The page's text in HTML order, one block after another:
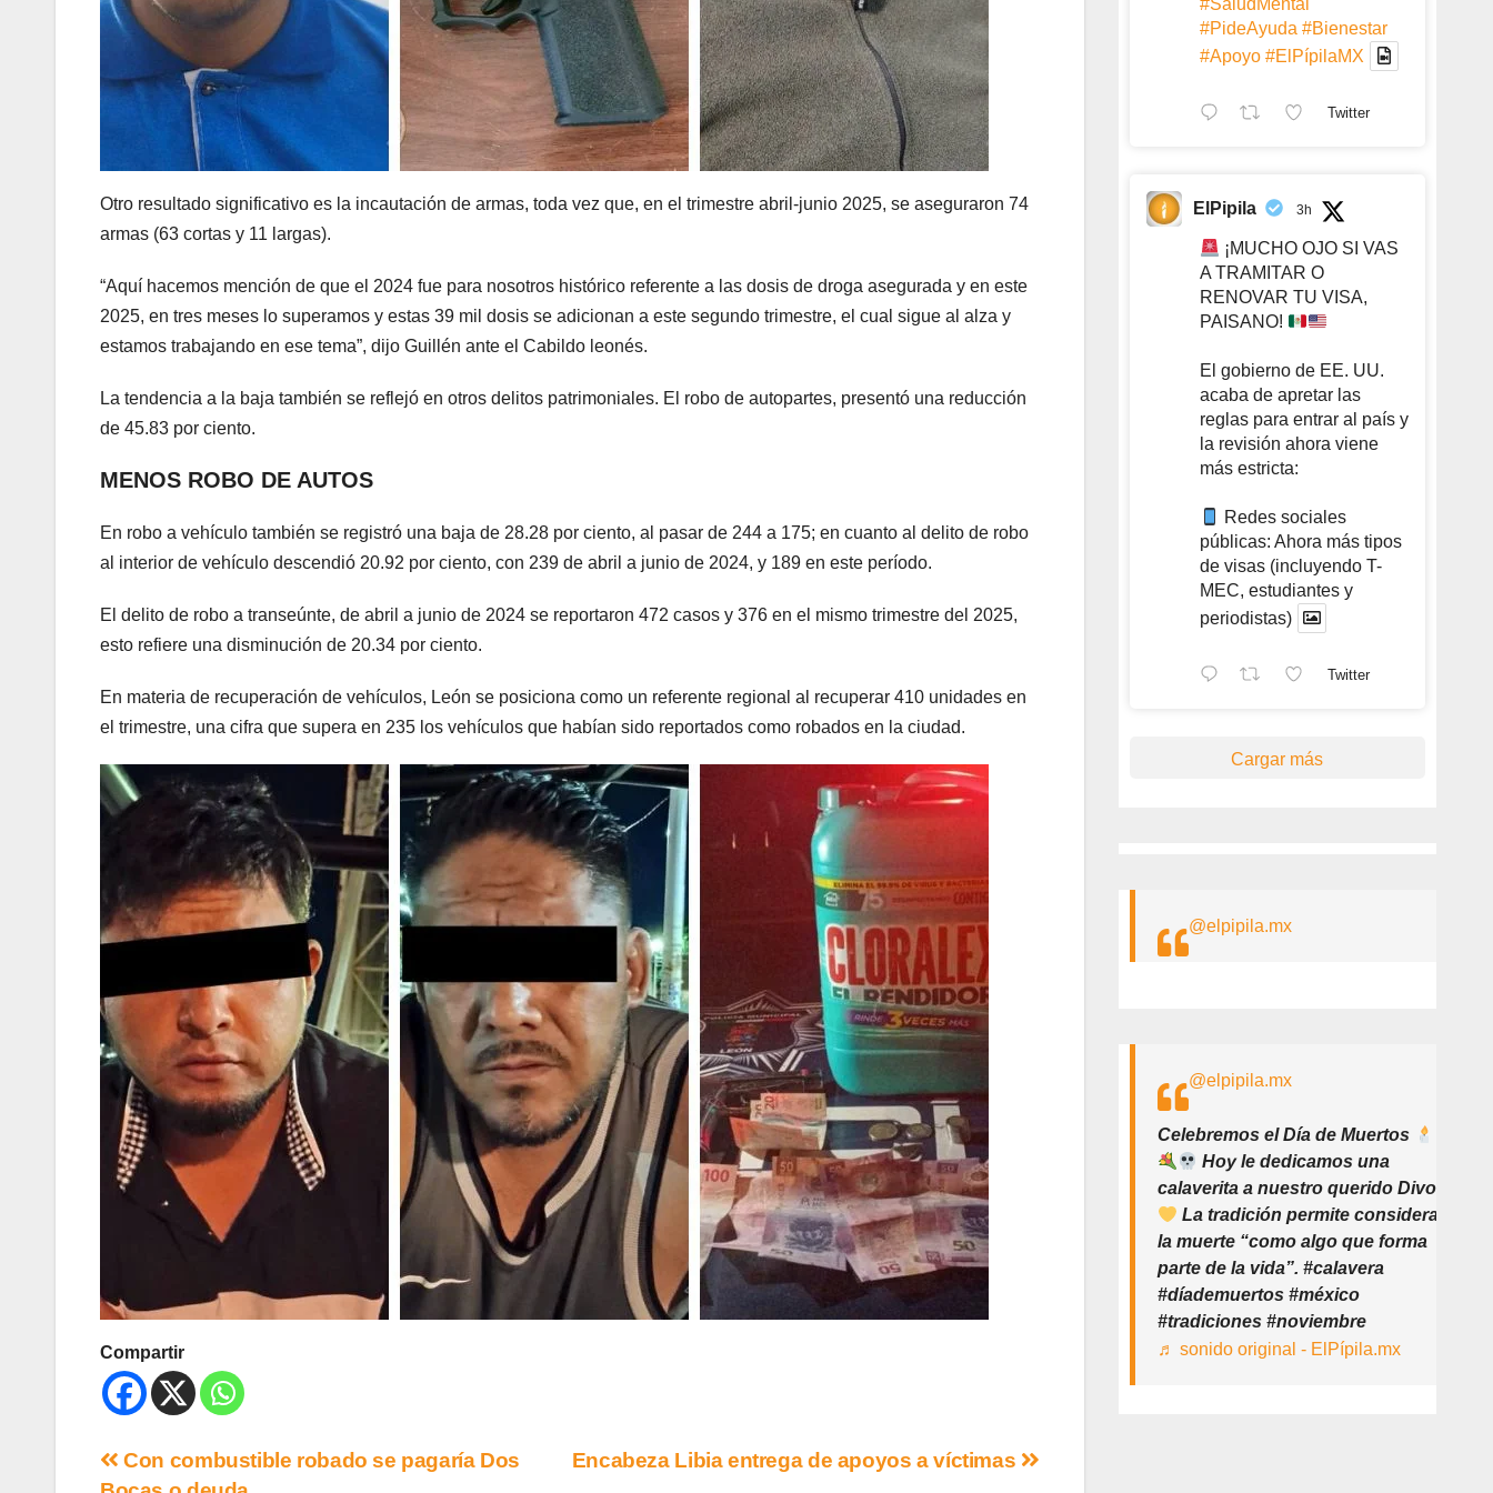
Otro resultado significativo es la incautación de armas, toda vez que, en el trimestre abril-junio 2025, se aseguraron 74
armas (63 cortas y 11 largas).
“Aquí hacemos mención de que el 2024 fue para nosotros histórico referente a las dosis de droga asegurada y en este
2025, en tres meses lo superamos y estas 39 mil dosis se adicionan a este segundo trimestre, el cual sigue al alza y
estamos trabajando en ese tema”, dijo Guillén ante el Cabildo leonés.
La tendencia a la baja también se reflejó en otros delitos patrimoniales. El robo de autopartes, presentó una reducción
de 45.83 por ciento.
MENOS ROBO DE AUTOS
En robo a vehículo también se registró una baja de 28.28 por ciento, al pasar de 244 a 175; en cuanto al delito de robo
al interior de vehículo descendió 20.92 por ciento, con 239 de abril a junio de 2024, y 189 en este período.
El delito de robo a transeúnte, de abril a junio de 2024 se reportaron 472 casos y 376 en el mismo trimestre del 2025,
esto refiere una disminución de 20.34 por ciento.
En materia de recuperación de vehículos, León se posiciona como un referente regional al recuperar 410 unidades en
el trimestre, una cifra que supera en 235 los vehículos que habían sido reportados como robados en la ciudad.
Compartir
Encabeza Libia entrega de apoyos a víctimas
Con combustible robado se pagaría Dos
#SaludMental
#PideAyuda #Bienestar
#Apoyo #ElPípilaMX
Twitter
ElPipila 3h
¡MUCHO OJO SI VAS
A TRAMITAR O
RENOVAR TU VISA,
PAISANO!
El gobierno de EE. UU.
acaba de apretar las
reglas para entrar al país y
la revisión ahora viene
más estricta:
Redes sociales
públicas: Ahora más tipos
de visas (incluyendo T-
MEC, estudiantes y
periodistas)
Twitter
Cargar más
@elpipila.mx
@elpipila.mx
Celebremos el Día de Muertos
Hoy le dedicamos una
calaverita a nuestro querido Divo
La tradición permite considerar
la muerte “como algo que forma
parte de la vida”. #calavera
#díademuertos #méxico
#tradiciones #noviembre
♬ sonido original - ElPípila.mx